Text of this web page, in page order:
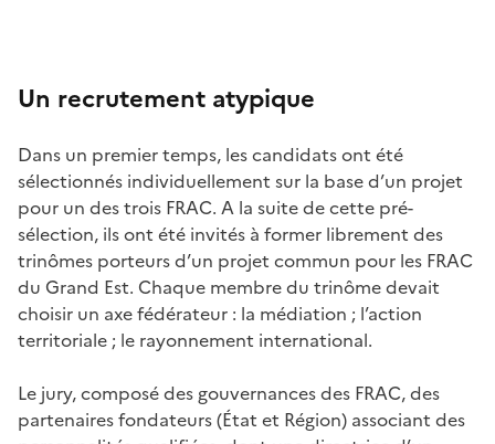
Un recrutement atypique
Dans un premier temps, les candidats ont été
sélectionnés individuellement sur la base d’un projet
pour un des trois FRAC. A la suite de cette pré-
sélection, ils ont été invités à former librement des
trinômes porteurs d’un projet commun pour les FRAC
du Grand Est. Chaque membre du trinôme devait
choisir un axe fédérateur : la médiation ; l’action
territoriale ; le rayonnement international.
Le jury, composé des gouvernances des FRAC, des
partenaires fondateurs (État et Région) associant des